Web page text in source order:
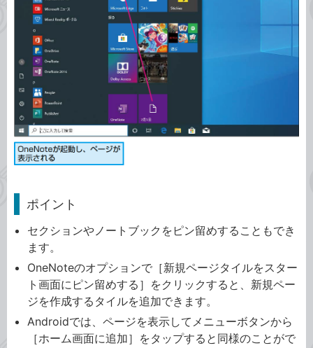
ポイント
セクションやノートブックをピン留めすることもでき
ます。
OneNoteのオプションで［新規ページタイルをスター
ト画面にピン留めする］をクリックすると、新規ペー
ジを作成するタイルを追加できます。
Androidでは、ページを表示してメニューボタンから
［ホーム画面に追加］をタップすると同様のことがで